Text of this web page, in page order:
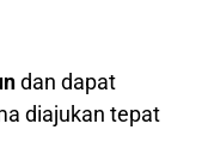
dan dapat
diajukan tepat